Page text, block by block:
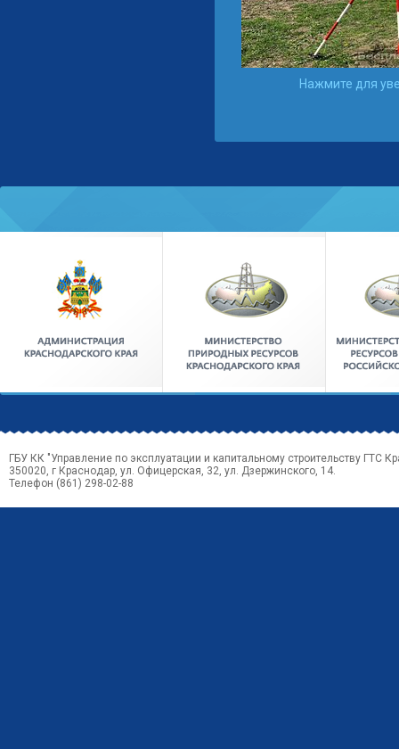
Нажмите для
ГБУ КК "Управление по эксплуатации и капитальному строительству ГТС
350020, г Краснодар, ул. Офицерская, 32, ул. Дзержинского, 14.
Телефон (861) 298-02-88